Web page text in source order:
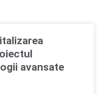
avansate